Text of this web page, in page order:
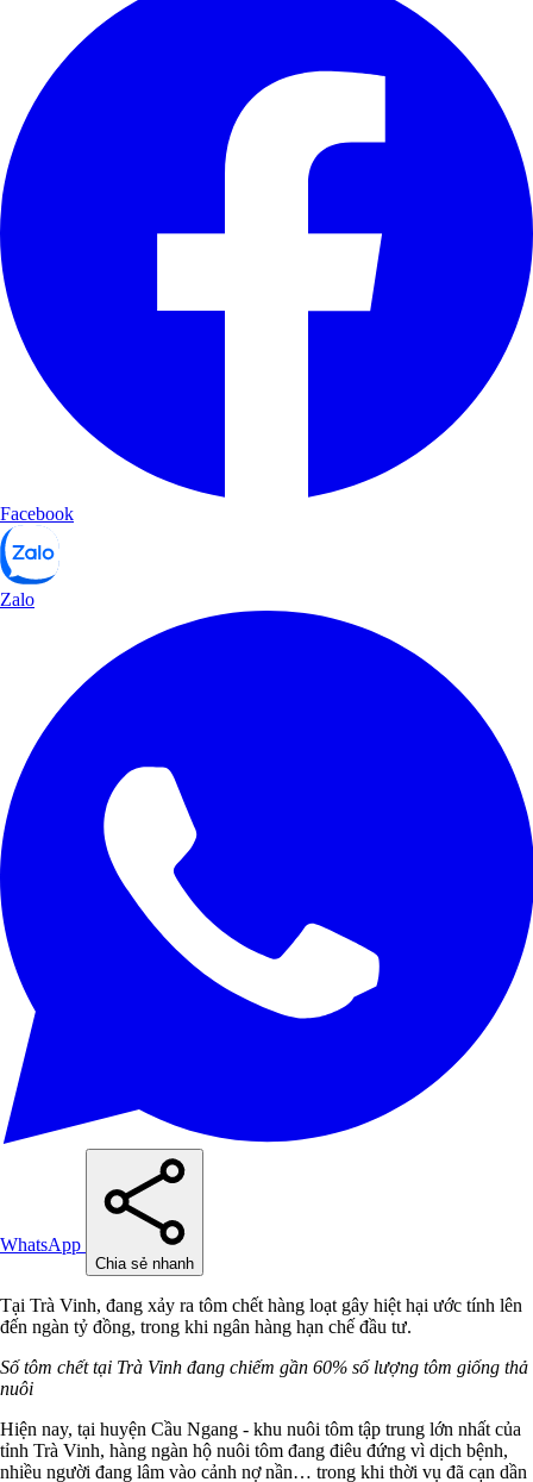
Facebook
Zalo
WhatsApp
Chia sẻ nhanh
Tại Trà Vinh, đang xảy ra tôm chết hàng loạt gây hiệt hại ước tính lên
đến ngàn tỷ đồng, trong khi ngân hàng hạn chế đầu tư.
Số tôm chết tại Trà Vinh đang chiếm gần 60% số lượng tôm giống thả
nuôi
Hiện nay, tại huyện Cầu Ngang - khu nuôi tôm tập trung lớn nhất của
tỉnh Trà Vinh, hàng ngàn hộ nuôi tôm đang điêu đứng vì dịch bệnh,
nhiều người đang lâm vào cảnh nợ nần… trong khi thời vụ đã cạn dần